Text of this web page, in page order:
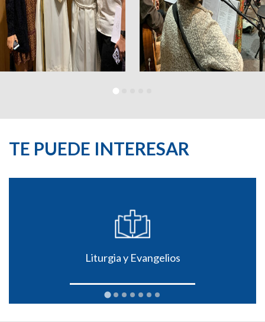
TE PUEDE INTERESAR
Liturgia y Evangelios